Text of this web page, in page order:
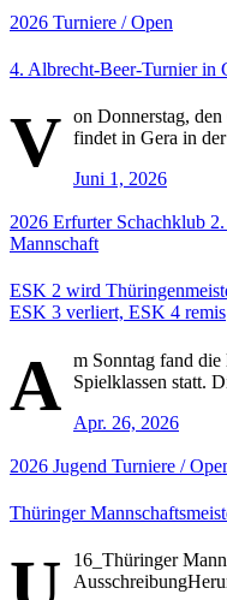
2026 Turniere / Open
4. Albrecht-Beer-Turnier in
V on Donnerstag,
findet in Gera in
Juni 1, 2026
2026 Erfurter Schachklub
Mannschaft
ESK 2 wird
ESK 3 verliert, ESK 4 remis
A m Sonntag fand
Spielklassen statt.
Apr. 26, 2026
2026 Jugend Turniere /
Thüringer
16_Thüringer